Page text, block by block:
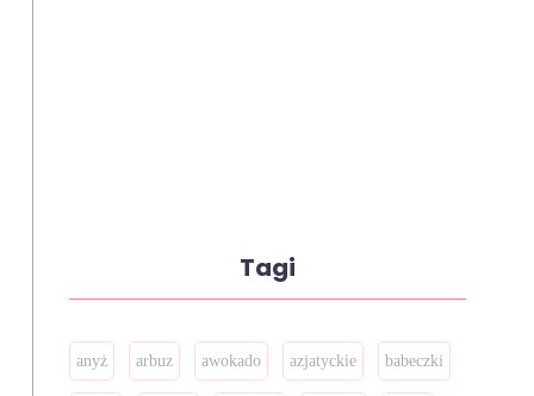
Tagi
anyż arbuz awokado azjatyckie babeczki